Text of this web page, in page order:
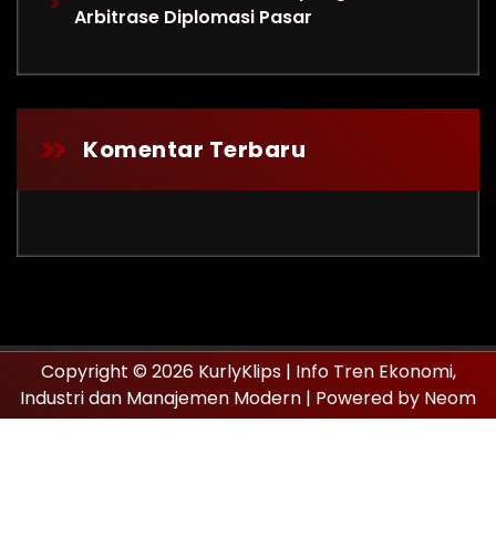
Arbitrase Diplomasi Pasar
Komentar Terbaru
Copyright © 2026 KurlyKlips | Info Tren Ekonomi,
Industri dan Manajemen Modern | Powered by Neom